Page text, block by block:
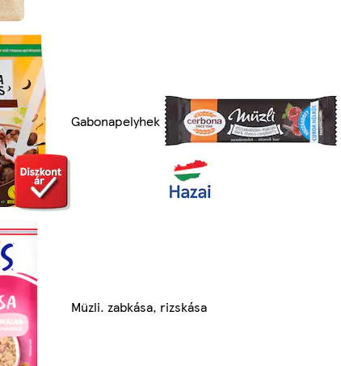
Gabonapelyhek
Müzli. zabkása, rizskása